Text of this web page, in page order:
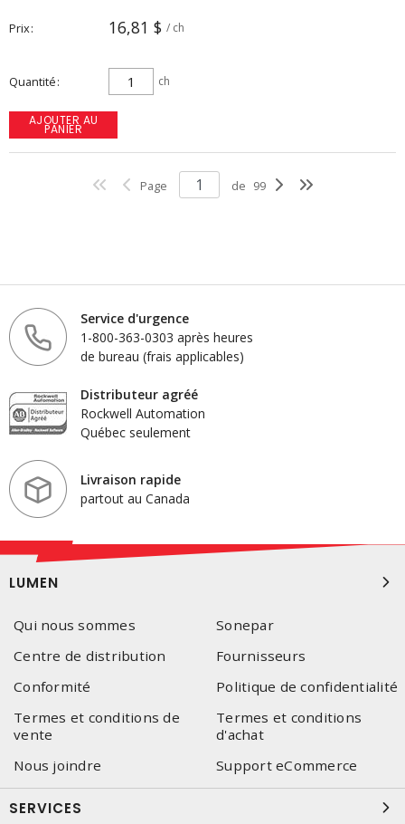
Prix 16,81 $ / ch
Quantité ch
AJOUTER AU
PANIER
Page de 99
Service d'urgence
1-800-363-0303 après heures
de bureau (frais applicables)
Distributeur agréé
Rockwell Automation
Québec seulement
Livraison rapide
partout au Canada
LUMEN
Qui nous sommes
Sonepar
Centre de distribution
Fournisseurs
Conformité
Politique de confidentialité
Termes et conditions de
vente
Termes et conditions
d'achat
Nous joindre
Support eCommerce
SERVICES